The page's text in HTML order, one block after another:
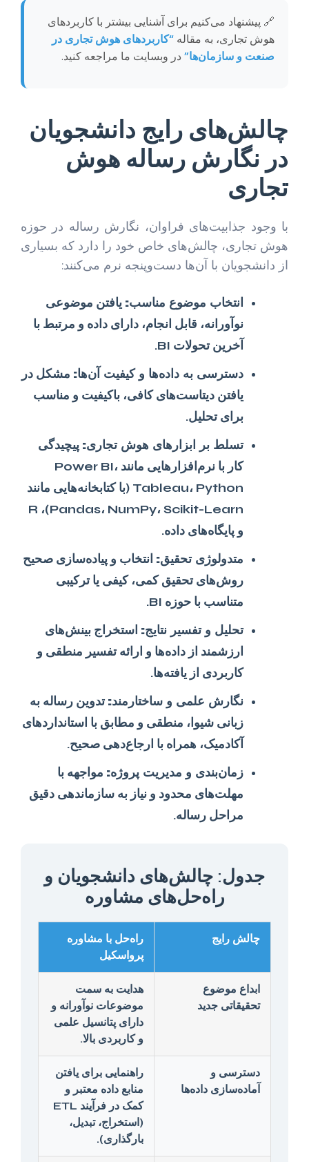
🔗 پیشنهاد می‌کنیم برای آشنایی بیشتر با کاربردهای
هوش تجاری، به مقاله “کاربردهای هوش تجاری در
صنعت و سازمان‌ها” در وبسایت ما مراجعه کنید.
چالش‌های رایج دانشجویان
در نگارش رساله هوش
تجاری
با وجود جذابیت‌های فراوان، نگارش رساله در حوزه
هوش تجاری، چالش‌های خاص خود را دارد که بسیاری
از دانشجویان با آن‌ها دست‌وپنجه نرم می‌کنند:
انتخاب موضوع مناسب: یافتن موضوعی
نوآورانه، قابل انجام، دارای داده و مرتبط با
آخرین تحولات BI.
دسترسی به داده‌ها و کیفیت آن‌ها: مشکل در
یافتن دیتاست‌های کافی، باکیفیت و مناسب
برای تحلیل.
تسلط بر ابزارهای هوش تجاری: پیچیدگی
کار با نرم‌افزارهایی مانند Power BI،
Tableau، Python (با کتابخانه‌هایی مانند
Pandas، NumPy، Scikit-Learn)، R
و پایگاه‌های داده.
متدولوژی تحقیق: انتخاب و پیاده‌سازی صحیح
روش‌های تحقیق کمی، کیفی یا ترکیبی
متناسب با حوزه BI.
تحلیل و تفسیر نتایج: استخراج بینش‌های
ارزشمند از داده‌ها و ارائه تفسیر منطقی و
کاربردی از یافته‌ها.
نگارش علمی و ساختارمند: تدوین رساله به
زبانی شیوا، منطقی و مطابق با استانداردهای
آکادمیک، همراه با ارجاع‌دهی صحیح.
زمان‌بندی و مدیریت پروژه: مواجهه با
مهلت‌های محدود و نیاز به سازماندهی دقیق
مراحل رساله.
جدول: چالش‌های دانشجویان و
راه‌حل‌های مشاوره
چالش رایج
راه‌حل با مشاوره
پرواسکیل
ابداع موضوع
تحقیقاتی جدید
هدایت به سمت
موضوعات نوآورانه و
دارای پتانسیل علمی
و کاربردی بالا.
دسترسی و
آماده‌سازی داده‌ها
راهنمایی برای یافتن
منابع داده معتبر و
کمک در فرآیند ETL
(استخراج، تبدیل،
بارگذاری).